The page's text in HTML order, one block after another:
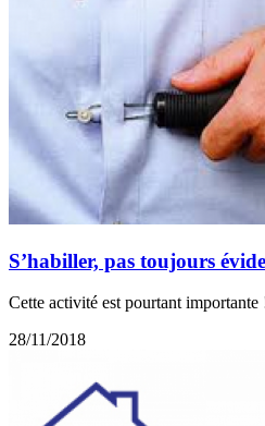
S’habiller, pas toujours
Cette activité est pourtant
28/11/2018